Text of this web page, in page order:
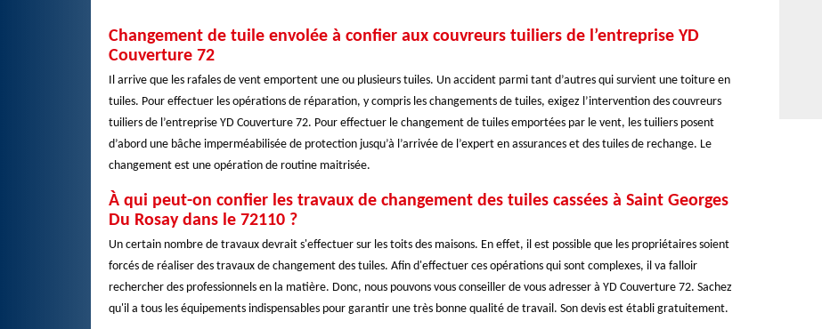
Changement de tuile envolée à confier aux couvreurs tuiliers de l’entreprise YD
Couverture 72
Il arrive que les rafales de vent emportent une ou plusieurs tuiles. Un accident parmi tant d’autres qui survient une toiture en
tuiles. Pour effectuer les opérations de réparation, y compris les changements de tuiles, exigez l’intervention des couvreurs
tuiliers de l’entreprise YD Couverture 72. Pour effectuer le changement de tuiles emportées par le vent, les tuiliers posent
d’abord une bâche imperméabilisée de protection jusqu’à l’arrivée de l’expert en assurances et des tuiles de rechange. Le
changement est une opération de routine maitrisée.
À qui peut-on confier les travaux de changement des tuiles cassées à Saint Georges
Du Rosay dans le 72110 ?
Un certain nombre de travaux devrait s'effectuer sur les toits des maisons. En effet, il est possible que les propriétaires soient
forcés de réaliser des travaux de changement des tuiles. Afin d'effectuer ces opérations qui sont complexes, il va falloir
rechercher des professionnels en la matière. Donc, nous pouvons vous conseiller de vous adresser à YD Couverture 72. Sachez
qu'il a tous les équipements indispensables pour garantir une très bonne qualité de travail. Son devis est établi gratuitement.